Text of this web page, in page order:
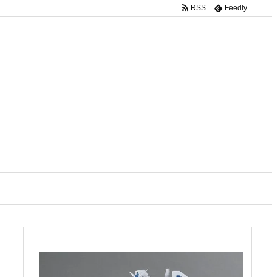
RSS Feedly